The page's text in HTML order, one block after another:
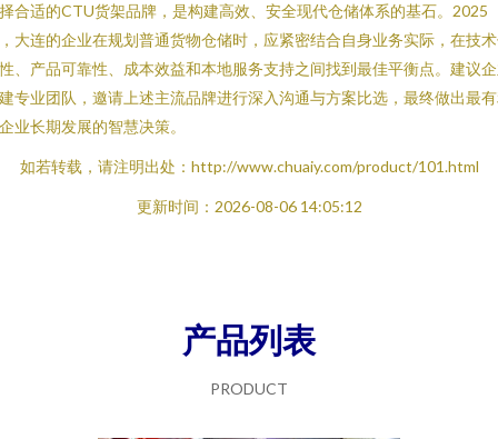
合适的CTU货架品牌，是构建高效、安全现代仓储体系的基石。2025
大连的企业在规划普通货物仓储时，应紧密结合自身业务实际，在技
、产品可靠性、成本效益和本地服务支持之间找到最佳平衡点。建议
专业团队，邀请上述主流品牌进行深入沟通与方案比选，最终做出最
业长期发展的智慧决策。
如若转载，请注明出处：http://www.chuaiy.com/product/101.html
更新时间：2026-08-06 14:05:12
产品列表
PRODUCT